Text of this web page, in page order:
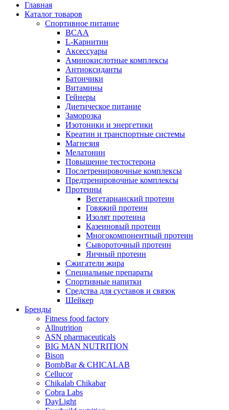
Главная
Каталог товаров
Спортивное питание
BCAA
L-Карнитин
Аксессуары
Аминокислотные комплексы
Антиоксиданты
Батончики
Витамины
Гейнеры
Диетическое питание
Заморозка
Изотоники и энергетики
Креатин и транспортные системы
Магнезия
Мелатонин
Повышение тестостерона
Послетренировочные комплексы
Предтренировочные комплексы
Протеины
Вегетарианский протеин
Говяжий протеин
Изолят протеина
Казеиновый протеин
Многокомпонентный протеин
Сывороточный протеин
Яичный протеин
Сжигатели жира
Специальные препараты
Спортивные напитки
Средства для суставов и связок
Шейкер
Бренды
Fitness food factory
Allnutrition
ASN pharmaceuticals
BIG MAN NUTRITION
Bison
BombBar & CHICALAB
Cellucor
Chikalab Chikabar
Cobra Labs
DayLight